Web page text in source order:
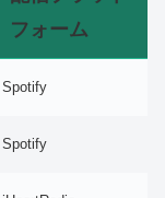
フォーム
Spotify
Spotify